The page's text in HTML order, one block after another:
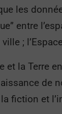
les
entre
;
et la Terre
de
fiction et